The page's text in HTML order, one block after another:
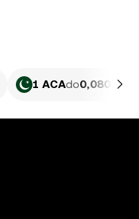
1 ACAdo0,080582